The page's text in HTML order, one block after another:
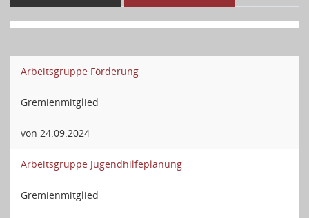
Arbeitsgruppe Förderung
Gremienmitglied
von 24.09.2024
Arbeitsgruppe Jugendhilfeplanung
Gremienmitglied